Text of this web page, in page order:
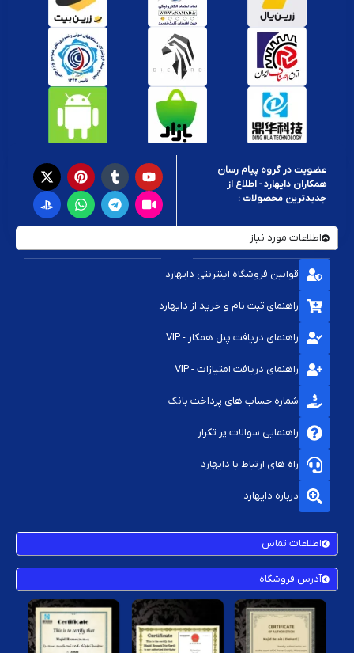
عضویت در گروه پیام رسان
همکاران دایهارد - اطلاع از
جدیدترین محصولات :
اطلاعات مورد نیاز
قوانین فروشگاه اینترنتی دایهارد
راهنمای ثبت نام و خرید از دایهارد
راهنمای دریافت پنل همکار - VIP
راهنمای دریافت امتیازات - VIP
شماره حساب های پرداخت بانک
راهنمایی سوالات پر تکرار
راه های ارتباط با دایهارد
درباره دایهارد
اطلاعات تماس
آدرس فروشگاه